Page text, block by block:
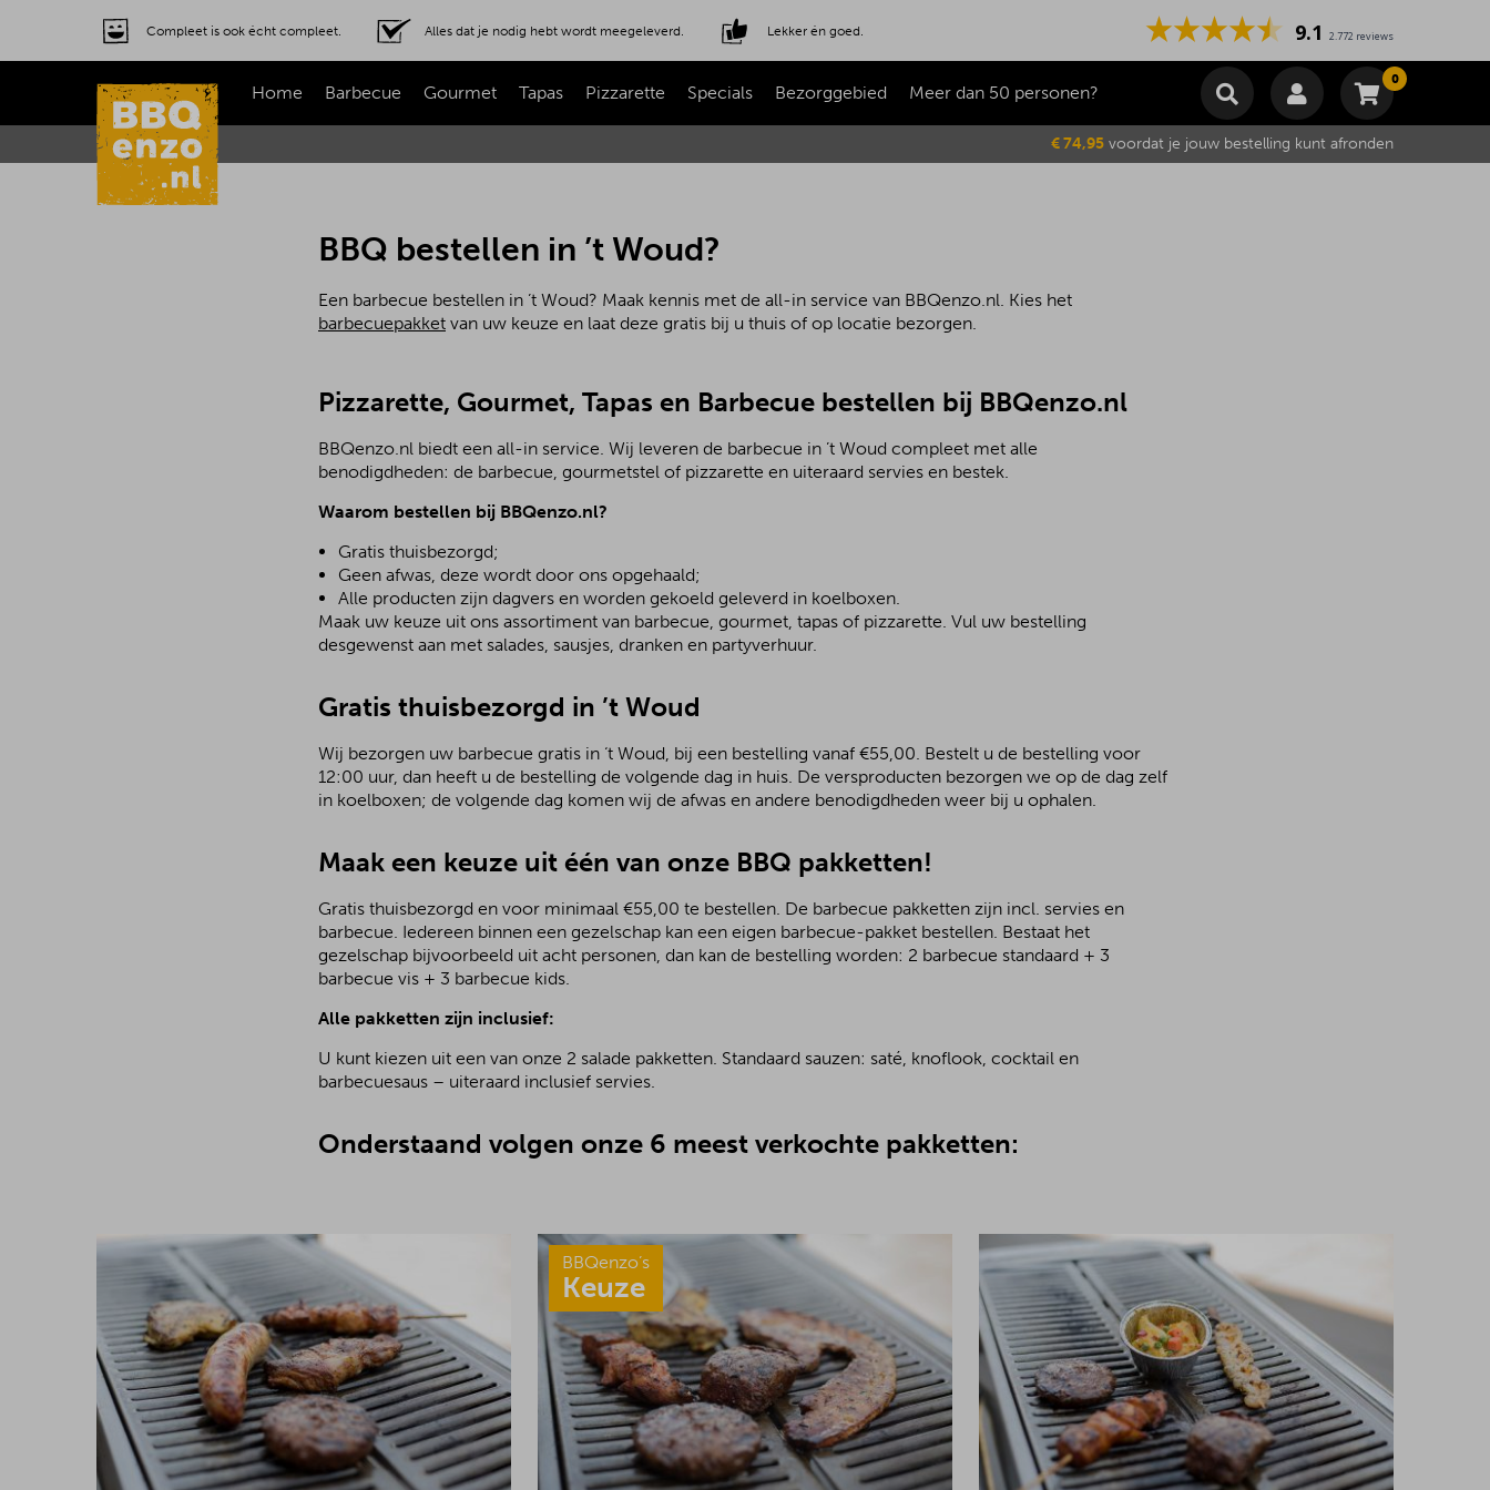
Compleet is ook écht compleet. Alles dat je nodig hebt wordt meegeleverd. Lekker én goed. 9.1 2.772 reviews
Home Barbecue Gourmet Tapas Pizzarette Specials Bezorggebied Meer dan 50 personen?
0
Winkelmand
Subtotaal €0,00
€ 74,95 voordat je jouw bestelling kunt afronden
BBQ bestellen in ’t Woud?
Een barbecue bestellen in ’t Woud? Maak kennis met de all-in service van BBQenzo.nl. Kies het
barbecuepakket van uw keuze en laat deze gratis bij u thuis of op locatie bezorgen.
Pizzarette, Gourmet, Tapas en Barbecue bestellen bij BBQenzo.nl
BBQenzo.nl biedt een all-in service. Wij leveren de barbecue in ’t Woud compleet met alle
benodigdheden: de barbecue, gourmetstel of pizzarette en uiteraard servies en bestek.
Waarom bestellen bij BBQenzo.nl?
Gratis thuisbezorgd;
Geen afwas, deze wordt door ons opgehaald;
Alle producten zijn dagvers en worden gekoeld geleverd in koelboxen.
Maak uw keuze uit ons assortiment van barbecue, gourmet, tapas of pizzarette. Vul uw bestelling
desgewenst aan met salades, sausjes, dranken en partyverhuur.
Gratis thuisbezorgd in ’t Woud
Wij bezorgen uw barbecue gratis in ‘t Woud, bij een bestelling vanaf €55,00. Bestelt u de bestelling voor
12:00 uur, dan heeft u de bestelling de volgende dag in huis. De versproducten bezorgen we op de dag zelf
in koelboxen; de volgende dag komen wij de afwas en andere benodigdheden weer bij u ophalen.
Maak een keuze uit één van onze BBQ pakketten!
Gratis thuisbezorgd en voor minimaal €55,00 te bestellen. De barbecue pakketten zijn incl. servies en
barbecue. Iedereen binnen een gezelschap kan een eigen barbecue-pakket bestellen. Bestaat het
gezelschap bijvoorbeeld uit acht personen, dan kan de bestelling worden: 2 barbecue standaard + 3
barbecue vis + 3 barbecue kids.
Alle pakketten zijn inclusief:
U kunt kiezen uit een van onze 2 salade pakketten. Standaard sauzen: saté, knoflook, cocktail en
barbecuesaus – uiteraard inclusief servies.
Onderstaand volgen onze 6 meest verkochte pakketten:
BBQenzo’s
Keuze